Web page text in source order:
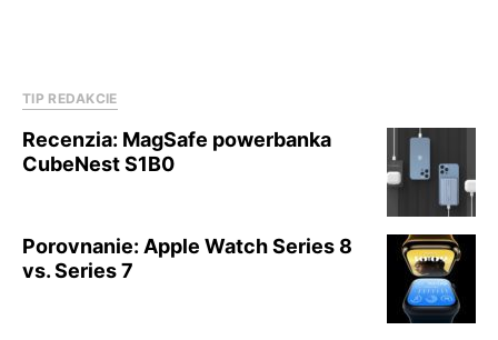
TIP REDAKCIE
Recenzia: MagSafe powerbanka
CubeNest S1B0
Porovnanie: Apple Watch Series 8
vs. Series 7